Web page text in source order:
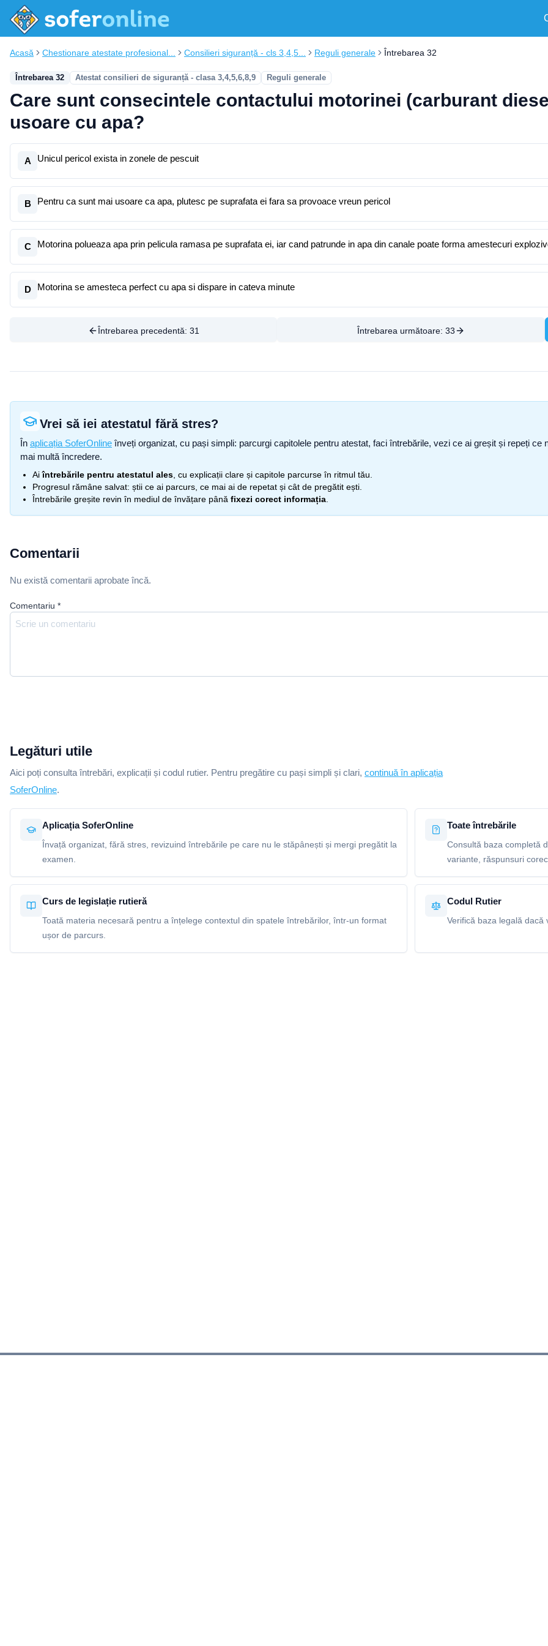
Acasă Chestionare atestate profesional... Consilieri siguranță - cls 3,4,5... Reguli generale Întrebarea 32
Întrebarea 32 Atestat consilieri de siguranță - clasa 3,4,5,6,8,9 Reguli generale
Care sunt consecintele contactului motorinei (carburant
usoare cu apa?
A Unicul pericol exista in zonele de pescuit
B Pentru ca sunt mai usoare ca apa, plutesc pe suprafata ei fara sa provoace vreun pericol
C Motorina polueaza apa prin pelicula ramasa pe suprafata ei, iar cand patrunde in apa din canale poate forma amestecuri
D Motorina se amesteca perfect cu apa si dispare in cateva minute
Întrebarea precedentă: 31 Întrebarea următoare: 33
Vrei să iei atestatul fără stres?
În aplicația SoferOnline înveți organizat, cu pași simpli: parcurgi capitolele pentru atestat, faci întrebările, vezi ce ai greșit și repeți
mai multă încredere.
Aiîntrebările pentru atestatul ales , cu explicații clare și capitole parcurse în ritmul tău.
Progresul rămâne salvat: știi ce ai parcurs, ce mai ai de repetat și cât de pregătit ești.
Întrebările greșite revin în mediul de învățare până fixezi corect informația
Comentarii
Nu există comentarii aprobate încă.
Comentariu *
Legături utile
Aici poți consulta întrebări, explicații și codul rutier. Pentru pregătire cu pași simpli și clari, continuă în aplicația
SoferOnline.
Aplicația SoferOnline
Învață organizat, fără stres, revizuind întrebările pe care nu le stăpânești și mergi pregătit la
examen.
Toate întrebările
Consultă baza completă
variante, răspunsuri
Curs de legislație rutieră
Toată materia necesară pentru a înțelege contextul din spatele întrebărilor, într-un format
ușor de parcurs.
Codul Rutier
Verifică baza legală dacă